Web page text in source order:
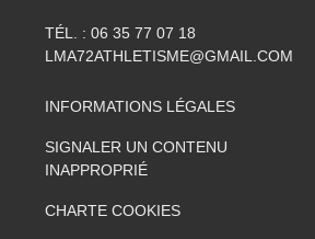
TÉL. : 06 35 77 07 18
LMA72ATHLETISME@GMAIL.COM
INFORMATIONS LÉGALES
SIGNALER UN CONTENU
INAPPROPRIÉ
CHARTE COOKIES